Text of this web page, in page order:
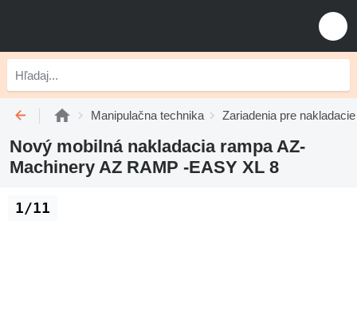
Manipulačna technika Zariadenia pre
Nový mobilná nakladacia rampa AZ-
Machinery AZ RAMP -EASY XL 8
1/11